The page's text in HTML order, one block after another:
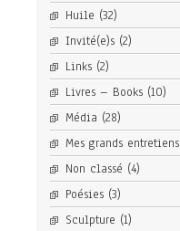
Huile (32)
Invité(e)s (2)
Links (2)
Livres – Books (10)
Média (28)
Mes grands entretiens
Non classé (4)
Poésies (3)
Sculpture (1)